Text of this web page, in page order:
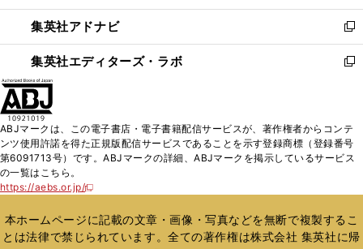
開
く
ウ
で
開
く
ン
ド
ウ
で
ウ
ィ
ン
ド
く
集英社アドナビ
新
し
い
ド
ウ
で
集英社エディターズ・ラボ
新
ィ
ン
ド
開
く
ABJマークは、この電子書店・電子書籍配信サービスが、著作権者からコンテ
ンツ使用許諾を得た正規版配信サービスであることを示す登録商標（登録番号
第6091713号）です。ABJマークの詳細、ABJマークを掲示しているサービス
の一覧はこちら。
https://aebs.or.jp/
新
い
ウ
ィ
本ホームページに記載の文章・画像・写真などを無断で複製するこ
とは法律で禁じられています。全ての著作権は株式会社 集英社に帰